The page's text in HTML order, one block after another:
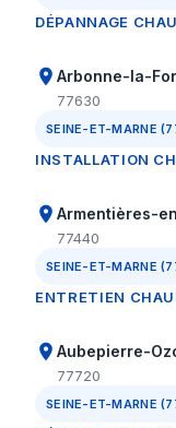
DÉPANNAGE
Arbonne-la-
77630
SEINE-ET-MARNE
INSTALLATION
Armentières-
77440
SEINE-ET-MARNE
ENTRETIEN
Aubepierre-
77720
SEINE-ET-MARNE